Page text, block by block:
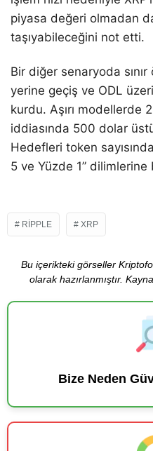
piyasa değeri olmadan
taşıyabileceğini not etti.
Bir diğer senaryoda
yerine geçiş ve ODL
kurdu. Aşırı modellerde
iddiasında 500 dolar
Hedefleri token
5 ve Yüzde 1” dilimlerine
RIPPLE XRP
Bu içerikteki görseller
olarak hazırlanmıştır.
Bize Neden